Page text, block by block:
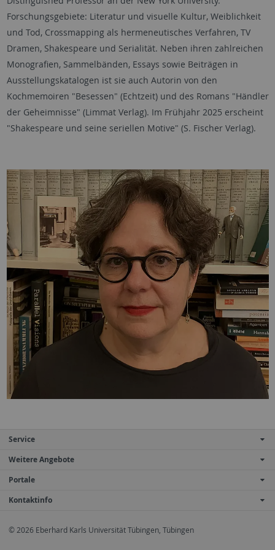
Forschungsgebiete: Literatur und visuelle Kultur, Weiblichkeit
und Tod, Crossmapping als hermeneutisches Verfahren, TV
Dramen, Shakespeare und Serialität. Neben ihren zahlreichen
Monografien, Sammelbänden, Essays sowie Beiträgen in
Ausstellungskatalogen ist sie auch Autorin von den
Kochmemoiren "Besessen" (Echtzeit) und des Romans "Händler
der Geheimnisse" (Limmat Verlag). Im Frühjahr 2025 erscheint
"Shakespeare und seine seriellen Motive" (S. Fischer Verlag).
Service
Weitere Angebote
Portale
Kontaktinfo
© 2026 Eberhard Karls Universität Tübingen, Tübingen